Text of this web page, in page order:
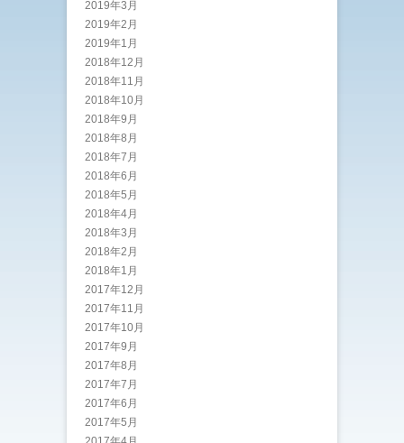
2019年3月
2019年2月
2019年1月
2018年12月
2018年11月
2018年10月
2018年9月
2018年8月
2018年7月
2018年6月
2018年5月
2018年4月
2018年3月
2018年2月
2018年1月
2017年12月
2017年11月
2017年10月
2017年9月
2017年8月
2017年7月
2017年6月
2017年5月